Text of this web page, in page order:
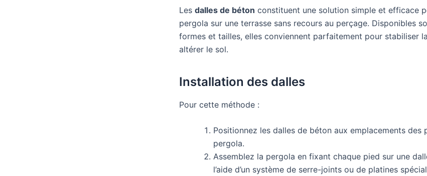
Les dalles de béton constituent une solution simple et efficace
pergola sur une terrasse sans recours au perçage. Disponibles
formes et tailles, elles conviennent parfaitement pour stabiliser
altérer le sol.
Installation des dalles
Pour cette méthode :
Positionnez les dalles de béton aux emplacements des
pergola.
Assemblez la pergola en fixant chaque pied sur une
l’aide d’un système de serre-joints ou de platines